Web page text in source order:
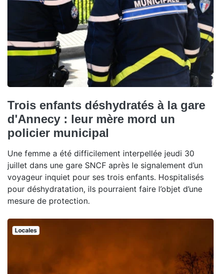
Trois enfants déshydratés à la gare
d'Annecy : leur mère mord un
policier municipal
Une femme a été difficilement interpellée jeudi 30
juillet dans une gare SNCF après le signalement d’un
voyageur inquiet pour ses trois enfants. Hospitalisés
pour déshydratation, ils pourraient faire l’objet d’une
mesure de protection.
Locales